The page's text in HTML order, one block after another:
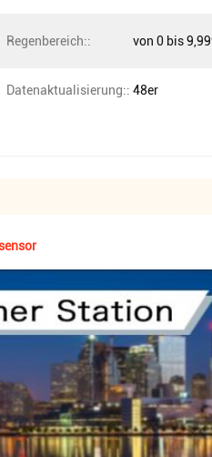
Regenbereich:: von 0 bis
Datenaktualisierung:: 48er